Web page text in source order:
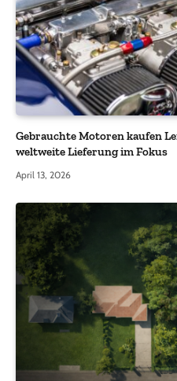
Gebrauchte Motoren kaufen
weltweite Lieferung im Fokus
April 13, 2026